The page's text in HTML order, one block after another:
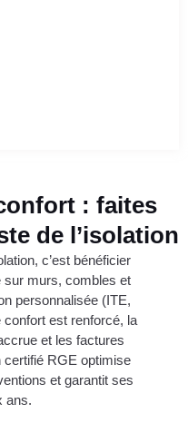
: faites
de l’isolation
c’est bénéficier
sur murs, combles et
personnalisée (ITE,
confort est renforcé, la
et les factures
certifié RGE optimise
et garantit ses
ans.